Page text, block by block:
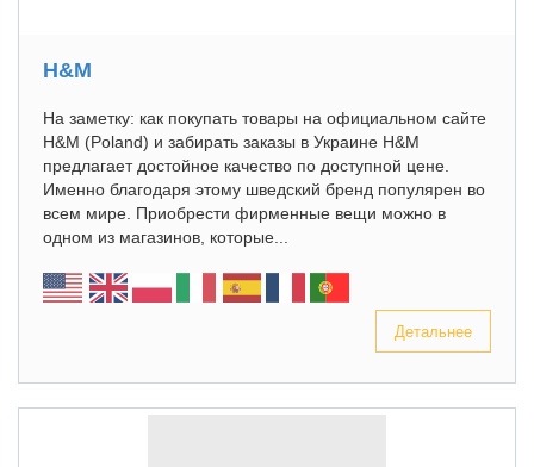
H&M
На заметку: как покупать товары на официальном сайте
H&M (Poland) и забирать заказы в Украине H&M
предлагает достойное качество по доступной цене.
Именно благодаря этому шведский бренд популярен во
всем мире. Приобрести фирменные вещи можно в
одном из магазинов, которые...
Детальнее